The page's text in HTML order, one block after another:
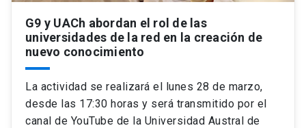
G9 y UACh abordan el rol de las
universidades de la red en la creación de
nuevo conocimiento
La actividad se realizará el lunes 28 de marzo,
desde las 17:30 horas y será transmitido por el
canal de YouTube de la Universidad Austral de